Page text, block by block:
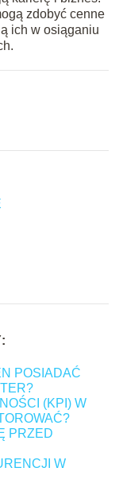
zdobyć cenne
ich w osiąganiu
POSIADAĆ
(KPI) W
PRZED
W